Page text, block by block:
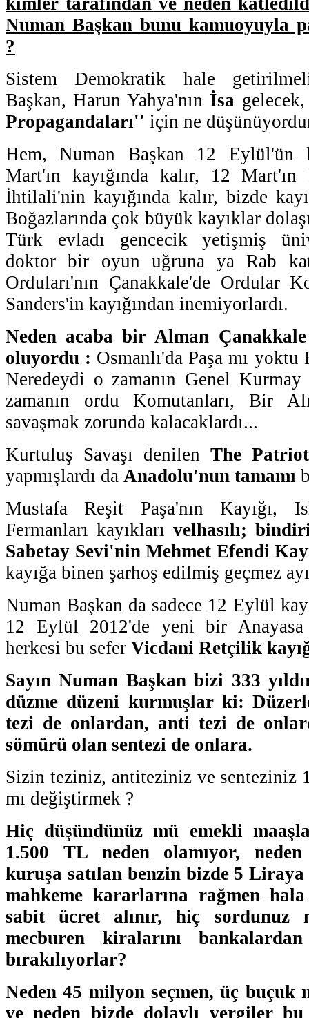
Numan Başkan bunu kamuoyuyla
?
Sistem Demokratik hale
Başkan, Harun Yahya'nın İsa
Propagandaları'' için ne
Hem, Numan Başkan 12 Eylül'ün
Mart'ın kayığında kalır, 12 Mart'ın
İhtilali'nin kayığında kalır, bizde
Boğazlarında çok büyük kayıklar
Türk evladı gencecik yetişmiş
doktor bir oyun uğruna ya Rab
Orduları'nın Çanakkale'de Ordular
Sanders'in kayığından inemiyorlardı.
Neden acaba bir Alman
oluyordu : Osmanlı'da Paşa mı
Neredeydi o zamanın Genel Kurmay
zamanın ordu Komutanları, Bir
savaşmak zorunda kalacaklardı...
Kurtuluş Savaşı denilen The Patriot
yapmışlardı da Anadolu'nun tamamı
Mustafa Reşit Paşa'nın Kayığı,
Fermanları kayıkları velhasılı;
Sabetay Sevi'nin Mehmet Efendi
kayığa binen şarhoş edilmiş geçmez
Numan Başkan da sadece 12 Eylül
12 Eylül 2012'de yeni bir
herkesi bu sefer Vicdani Retçilik
Sayın Numan Başkan bizi 333
düzme düzeni kurmuşlar ki:
tezi de onlardan, anti tezi de
sömürü olan sentezi de onlara.
Sizin teziniz, antiteziniz ve senteziniz
mı değiştirmek ?
Hiç düşündünüz mü emekli
1.500 TL neden olamıyor,
kuruşa satılan benzin bizde 5 Liraya
mahkeme kararlarına rağmen
sabit ücret alınır, hiç sordunuz
mecburen kiralarını
bırakılıyorlar?
Neden 45 milyon seçmen, üç
ve neden bizde dolaylı vergiler